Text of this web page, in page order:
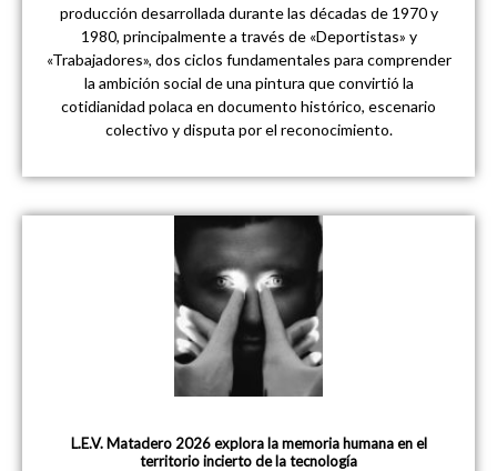
producción desarrollada durante las décadas de 1970 y
1980, principalmente a través de «Deportistas» y
«Trabajadores», dos ciclos fundamentales para comprender
la ambición social de una pintura que convirtió la
cotidianidad polaca en documento histórico, escenario
colectivo y disputa por el reconocimiento.
L.E.V. Matadero 2026 explora la memoria humana en el
territorio incierto de la tecnología